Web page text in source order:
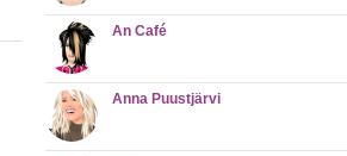
An Café
Anna Puustjärvi